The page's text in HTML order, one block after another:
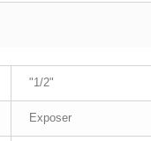
"1/2"
Exposer